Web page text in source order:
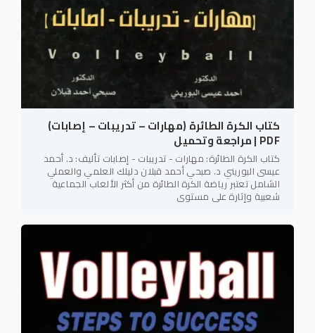
كتاب الكرة الطائرة (مهارات – تدريبات – إصابات)
PDF | مراجعة وتحميل
كتاب الكرة الطائرة: مهارات - تدريبات - إصابات تأليف: د. أحمد
عيسى البوريني د. صبحي أحمد قبلان دليلك العلمي والعملي
الشامل تعتبر رياضة الكرة الطائرة من أكثر الألعاب الجماعية
شعبية وإثارة على مستوى